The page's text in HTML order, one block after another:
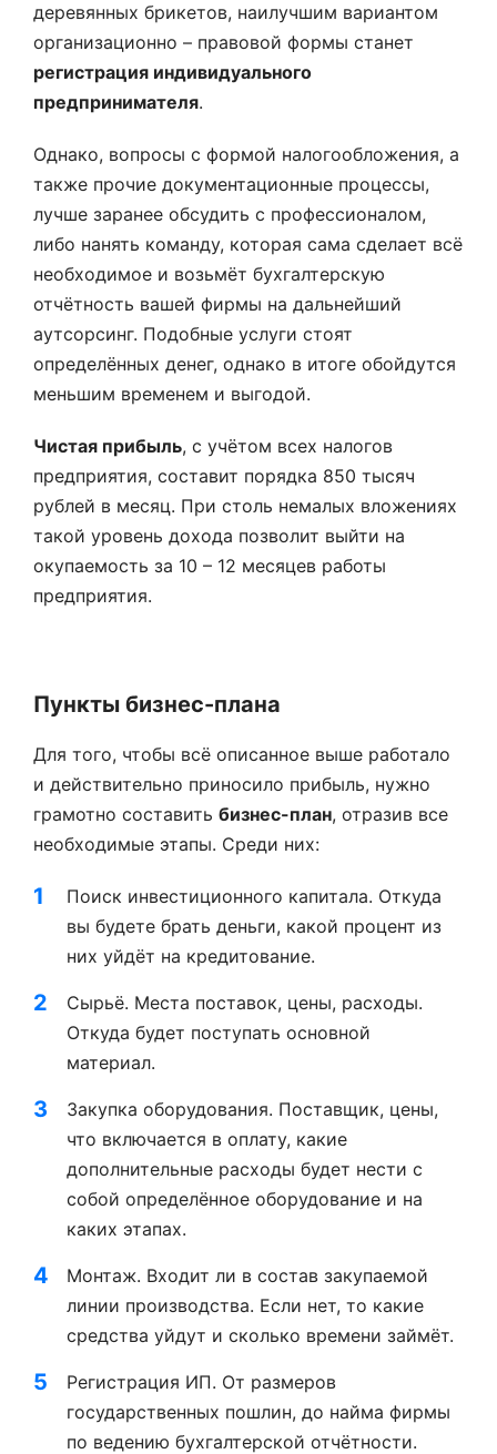
деревянных брикетов, наилучшим вариантом
организационно – правовой формы станет
регистрация индивидуального
предпринимателя.
Однако, вопросы с формой налогообложения, а
также прочие документационные процессы,
лучше заранее обсудить с профессионалом,
либо нанять команду, которая сама сделает всё
необходимое и возьмёт бухгалтерскую
отчётность вашей фирмы на дальнейший
аутсорсинг. Подобные услуги стоят
определённых денег, однако в итоге обойдутся
меньшим временем и выгодой.
Чистая прибыль, с учётом всех налогов
предприятия, составит порядка 850 тысяч
рублей в месяц. При столь немалых вложениях
такой уровень дохода позволит выйти на
окупаемость за 10 – 12 месяцев работы
предприятия.
Пункты бизнес-плана
Для того, чтобы всё описанное выше работало
и действительно приносило прибыль, нужно
грамотно составить бизнес-план, отразив все
необходимые этапы. Среди них:
Поиск инвестиционного капитала. Откуда
вы будете брать деньги, какой процент из
них уйдёт на кредитование.
Сырьё. Места поставок, цены, расходы.
Откуда будет поступать основной
материал.
Закупка оборудования. Поставщик, цены,
что включается в оплату, какие
дополнительные расходы будет нести с
собой определённое оборудование и на
каких этапах.
Монтаж. Входит ли в состав закупаемой
линии производства. Если нет, то какие
средства уйдут и сколько времени займёт.
Регистрация ИП. От размеров
государственных пошлин, до найма фирмы
по ведению бухгалтерской отчётности.